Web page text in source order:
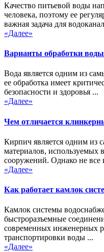
Качество питьевой воды
человека, поэтому ее
важная задача для
«Далее»
Варианты обработки воды
Вода является одним из
ее обработка имеет
безопасности и здоровья ...
«Далее»
Чем отличается
Кирпич является одним из
материалов, используемых
сооружений. Однако не
«Далее»
Как работает камлок
Камлок системы
быстроразъемные
современных инженерных
транспортировки воды ...
«Далее»